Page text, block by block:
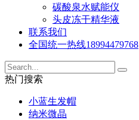
碳酸泉水赋能仪
头皮冻干精华液
联系我们
全国统一热线18994479768
热门搜索
小蓝生发帽
纳米微晶